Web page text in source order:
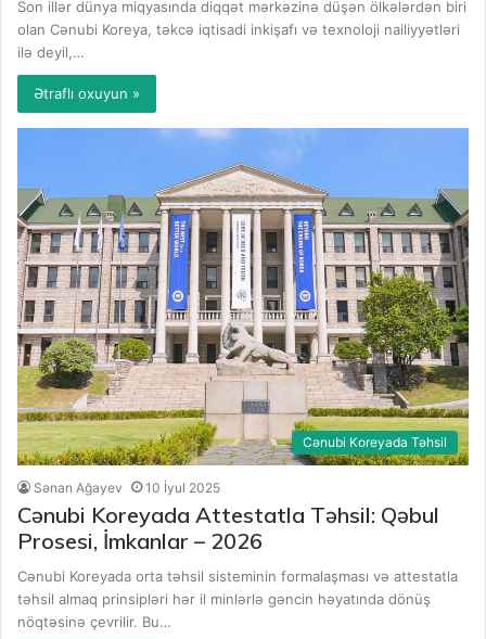
Son illər dünya miqyasında diqqət mərkəzinə düşən ölkələrdən biri
olan Cənubi Koreya, təkcə iqtisadi inkişafı və texnoloji nailiyyətləri
ilə deyil,…
Ətraflı oxuyun »
Cənubi Koreyada Təhsil
Sənan Ağayev 10 İyul 2025
Cənubi Koreyada Attestatla Təhsil: Qəbul
Prosesi, İmkanlar – 2026
Cənubi Koreyada orta təhsil sisteminin formalaşması və attestatla
təhsil almaq prinsipləri hər il minlərlə gəncin həyatında dönüş
nöqtəsinə çevrilir. Bu…